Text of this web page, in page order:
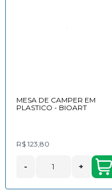
MESA DE CAMPER EM
PLASTICO - BIOART
R$ 123,80
- +